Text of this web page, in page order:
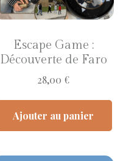
Escape Game :
Découverte de Faro
28,00 €
Ajouter au panier